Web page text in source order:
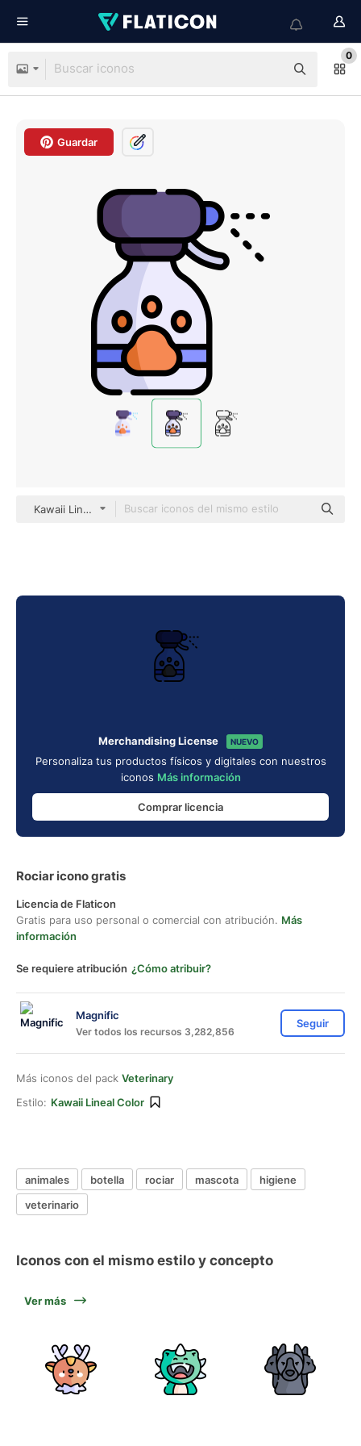
0
Guardar
Kawaii Lineal color
Merchandising License NUEVO
Personaliza tus productos físicos y digitales con nuestros
iconos Más información
Comprar licencia
Rociar icono gratis
Licencia de Flaticon
Gratis para uso personal o comercial con atribución. Más
información
Se requiere atribución ¿Cómo atribuir?
Magnific
Ver todos los recursos 3,282,856
Seguir
Más iconos del pack Veterinary
Estilo: Kawaii Lineal Color
animales botella rociar mascota
higiene
veterinario
Iconos con el mismo estilo y concepto
Ver más